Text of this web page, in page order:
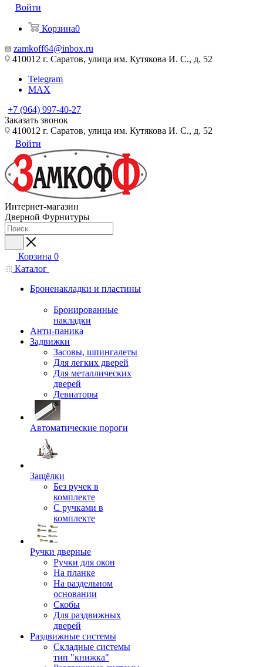
Войти
Корзина0
zamkoff64@inbox.ru
410012 г. Саратов, улица им. Кутякова И. С., д. 52
Telegram
MAX
+7 (964) 997-40-27
Заказать звонок
410012 г. Саратов, улица им. Кутякова И. С., д. 52
Войти
Интернет-магазин
Дверной Фурнитуры
Корзина 0
Каталог
Броненакладки и пластины
Бронированные
накладки
Анти-паника
Задвижки
Засовы, шпингалеты
Для легких дверей
Для металлических
дверей
Девиаторы
Автоматические пороги
Защёлки
Без ручек в
комплекте
С ручками в
комплекте
Ручки дверные
Ручки для окон
На планке
На раздельном
основании
Скобы
Для раздвижных
дверей
Раздвижные системы
Складные системы
тип "книжка"